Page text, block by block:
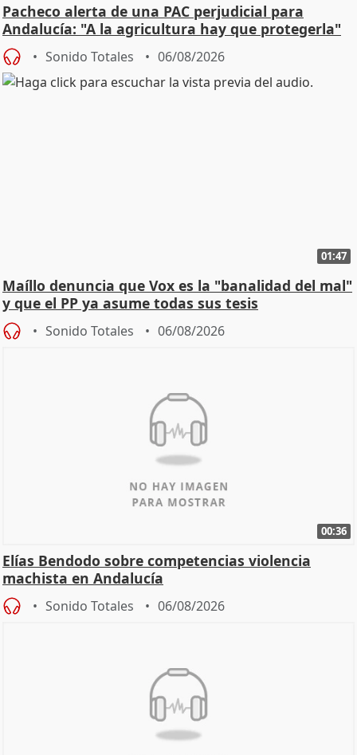
Pacheco alerta de una PAC perjudicial para
Andalucía: "A la agricultura hay que protegerla"
Sonido Totales 06/08/2026
01:47
Maíllo denuncia que Vox es la "banalidad del mal"
y que el PP ya asume todas sus tesis
Sonido Totales 06/08/2026
00:36
Elías Bendodo sobre competencias violencia
machista en Andalucía
Sonido Totales 06/08/2026